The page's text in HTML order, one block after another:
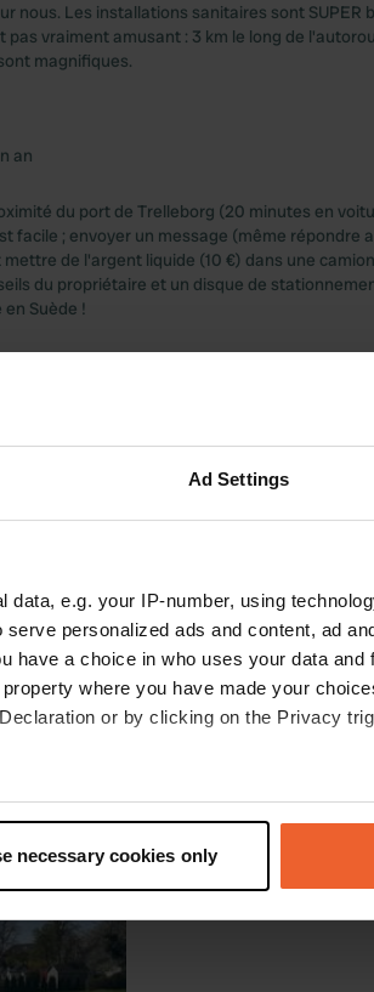
Ad Settings
data, e.g. your IP-number, using
personalized ads and content, ad
have a choice in who uses your data and
where you have made your
or by clicking on the Privacy
which can be accurate to within
and set your preferences in the
provide social media features and to
media, advertising and analytics
necessary cookies only
nous. Les installations sanitaires sont SUPER
vraiment amusant : 3 km le long de
magnifiques.
an
du port de Trelleborg (20 minutes en
facile ; envoyer un message (même répondre
de l'argent liquide (10 €) dans une
du propriétaire et un disque de
Suède !
—il y a plus d’un an